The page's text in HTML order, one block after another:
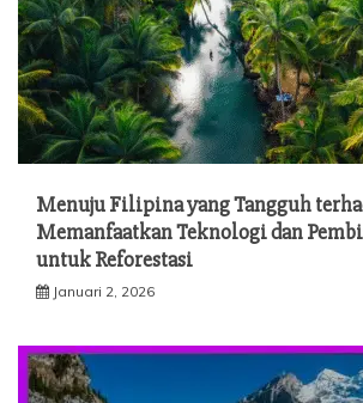
Menuju Filipina yang Tangguh
Memanfaatkan Teknologi dan
untuk Reforestasi
Januari 2, 2026